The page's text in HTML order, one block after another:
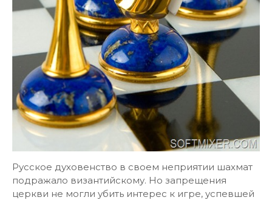
Русское духовенство в своем неприятии шахмат
подражало византийскому. Но запрещения
церкви не могли убить интерес к игре, успевшей